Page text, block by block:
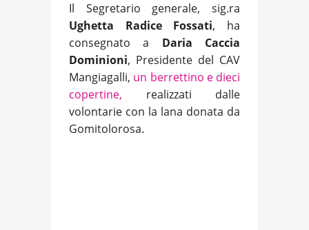
Il Segretario generale, sig.ra
Ughetta Radice Fossati, ha
consegnato a Daria Caccia
Dominioni, Presidente del CAV
Mangiagalli, un berrettino e dieci
copertine, realizzati dalle
volontarie con la lana donata da
Gomitolorosa.